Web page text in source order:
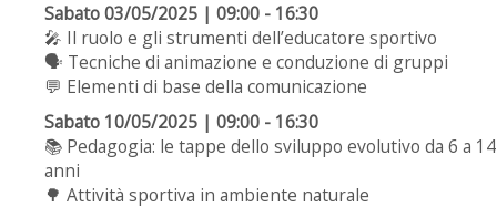
Sabato 03/05/2025 | 09:00 - 16:30
🎤 Il ruolo e gli strumenti dell’educatore sportivo
🗣️ Tecniche di animazione e conduzione di gruppi
💬 Elementi di base della comunicazione
Sabato 10/05/2025 | 09:00 - 16:30
📚 Pedagogia: le tappe dello sviluppo evolutivo da 6 a 14
anni
🌳 Attività sportiva in ambiente naturale